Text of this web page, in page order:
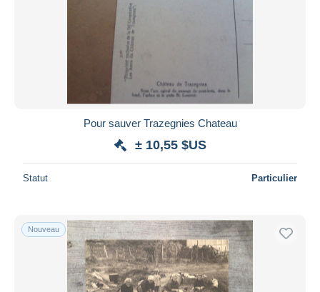
Pour sauver Trazegnies Chateau
± 10,55 $US
Statut Particulier
Nouveau